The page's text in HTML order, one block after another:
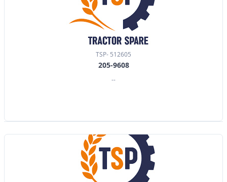
TSP- 512605
205-9608
--